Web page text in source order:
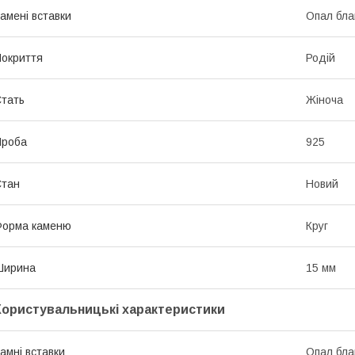
вставки Опал
Родій
Жіноча
925
Новий
каменю Круг
15 мм
характеристики
вставки Опал